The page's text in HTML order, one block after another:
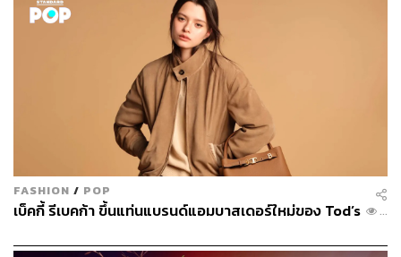
พาร์ตเนอร์ของเธอ มารังสรรค์เนื้อเพลงให้ออกมาสวยงาม
สามารถรับชมมิวสิกวิดีโอเพลง PANTONE
u.be/iAk4bEdyzpY?si=j8tn9o_lrGPRoXNP
FASHION / POP
เบ็คกี้ รีเบคก้า ขึ้นแท่นแบรนด์แอมบาสเดอร์ใหม่ของ Tod’s ...